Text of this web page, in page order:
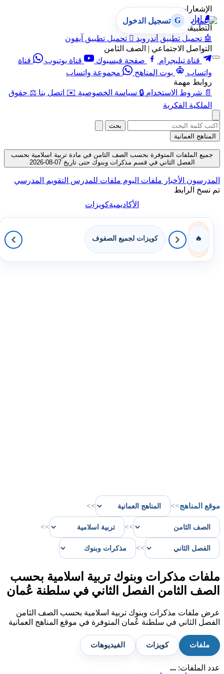
الإشعارات
🔔 إدارة الإشعارات
التطبيقات
🤖 تحميل تطبيق أندرويد  تحميل تطبيق آيفون
التواصل الاجتماعي | الصف الثامن
قناة تيليجرام
صفحة فيسبوك قناة يوتيوب
قناة
واتساب
بوت المناهج
مجموعة واتساب
روابط مهمة
📄 شروط الاستخدام 🔒 سياسة الخصوصية ✉️ اتصل بنا ⚖️ حقوق
الملكية الفكرية
G تسجيل الدخول
بحث
المناهج العمانية
جميع الملفات المتوفرة بحسب الصف الثامن في مادة تربية اسلامية بحسب
الفصل الثاني في قسم مذكرات وبنوك حتى تاريخ 07-08-2026
المدرسون الأخبار ملفات اليوم ملفات للمدرس التقويم المدرسي
تم نسخ الرابط
الأكاديميةكويزات
🔥 كويزات لجميع الصفوف
موقع المناهج>>
>>
>>
>>
>>
ملفات مذكرات وبنوك تربية اسلامية بحسب
الصف الثامن الفصل الثاني في سلطنة عُمان
عرض ملفات مذكرات وبنوك تربية اسلامية بحسب الصف الثامن
الفصل الثاني في سلطنة عُمان المتوفرة في موقع المناهج العمانية
ملفات كويزات الفيديوهات
عدد الملفات: ...